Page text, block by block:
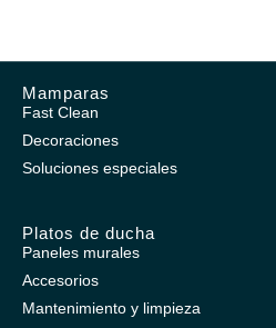
Mamparas
Fast Clean
Decoraciones
Soluciones especiales
Platos de ducha
Paneles murales
Accesorios
Mantenimiento y limpieza